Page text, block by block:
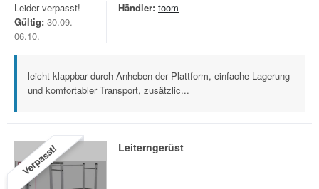
Leider verpasst!
Gültig: 30.09. -
06.10.
Händler: toom
leicht klappbar durch Anheben der Plattform, einfache Lagerung
und komfortabler Transport, zusätzlic...
Verpasst! Leiterngerüst